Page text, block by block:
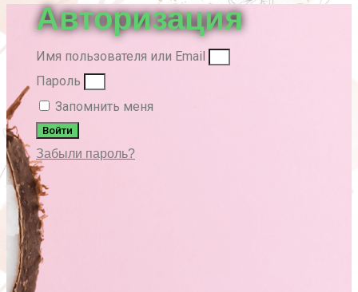
Авторизация
Имя пользователя или Email
Пароль
Запомнить меня
Войти
Забыли пароль?